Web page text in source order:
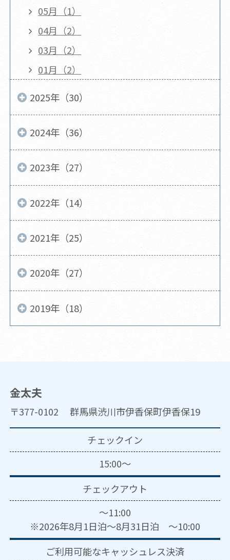
05月（1）
04月（2）
03月（2）
01月（2）
2025年（30）
2024年（36）
2023年（27）
2022年（14）
2021年（25）
2020年（27）
2019年（18）
金太夫
〒377-0102 群馬県渋川市伊香保町伊香保19
チェックイン
15:00～
チェックアウト
～11:00
※2026年8月1日泊～8月31日泊 ～10:00
ご利用可能なキャッシュレス決済